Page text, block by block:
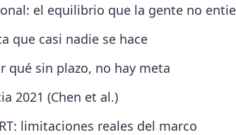
el equilibrio que la gente no
que casi nadie se hace
qué sin plazo, no hay meta
2021 (Chen et al.)
limitaciones reales del marco